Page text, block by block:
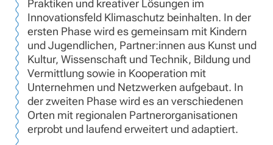
Praktiken und kreativer Lösungen im
Innovationsfeld Klimaschutz beinhalten. In der
ersten Phase wird es gemeinsam mit Kindern
und Jugendlichen, Partner:innen aus Kunst und
Kultur, Wissenschaft und Technik, Bildung und
Vermittlung sowie in Kooperation mit
Unternehmen und Netzwerken aufgebaut. In
der zweiten Phase wird es an verschiedenen
Orten mit regionalen Partnerorganisationen
erprobt und laufend erweitert und adaptiert.